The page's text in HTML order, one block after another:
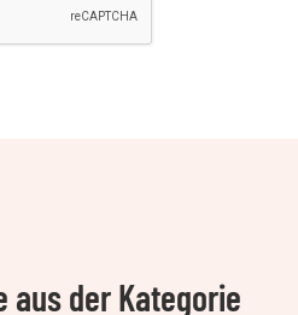
aus der Kategorie